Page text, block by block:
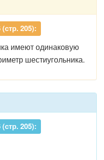
205):
имеют одинаковую
шестиугольника.
205):